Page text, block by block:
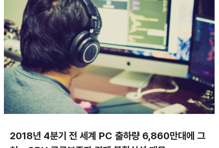
2018년 4분기 전 세계 PC 출하량 6,860만대에 그